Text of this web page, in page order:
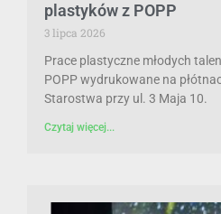
plastyków z POPP
3 lipca 2026
Prace plastyczne młodych
POPP wydrukowane na
Starostwa przy ul. 3 Maja 10.
Czytaj więcej...